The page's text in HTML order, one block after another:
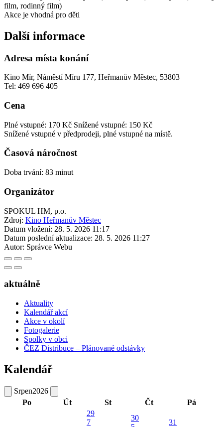
film, rodinný film)
Akce je vhodná pro děti
Další informace
Adresa místa konání
Kino Mír, Náměstí Míru 177, Heřmanův Městec, 53803
Tel: 469 696 405
Cena
Plné vstupné: 170 Kč Snížené vstupné: 150 Kč
Snížené vstupné v předprodeji, plné vstupné na místě.
Časová náročnost
Doba trvání: 83 minut
Organizátor
SPOKUL HM, p.o.
Zdroj: Kino Heřmanův Městec
Datum vložení: 28. 5. 2026 11:17
Datum poslední aktualizace: 28. 5. 2026 11:27
Autor: Správce Webu
aktuálně
Aktuality
Kalendář akcí
Akce v okolí
Fotogalerie
Spolky v obci
ČEZ Distribuce – Plánované odstávky
Kalendář
Srpen2026
Po
Út St Čt Pá
29
7
30
31